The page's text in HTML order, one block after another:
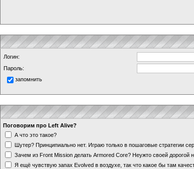
Логин:
Пароль:
запомнить
Поговорим про Left Alive?
А что это такое?
Шутер? Принципиально нет. Играю только в пошаговые стратегии
Зачем из Front Mission делать Armored Core? Неужто своей дорогой
Я ещё чувствую запах Evolved в воздухе, так что какое бы там